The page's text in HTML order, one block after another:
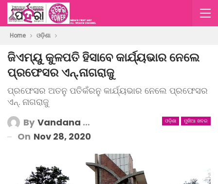
Home ଓଡ଼ିଶା
ଜିଏମ୍‌ୟୁ କୁଳପତି ହିସାବେ କାର୍ଯ୍ୟଭାର ନେଲେ
ପ୍ରଫେସର ଏନ୍‌.ନାଗରାଜୁ
ପ୍ରଫେସର ଅତନୁ ପତିକଁରନୁ କାର୍ଯ୍ୟଭାର ନେଲେ ପ୍ରଫେସର
ଏନ୍‌. ନାଗରାଜୁ
ଓଡ଼ିଶା ମୁଖିଆ ଖବର
By Vandana Mishra
On Nov 28, 2020